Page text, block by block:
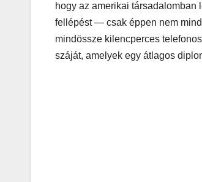
hogy az amerikai társadalomban
fellépést — csak éppen nem
mindössze kilencperces
száját, amelyek egy átlagos